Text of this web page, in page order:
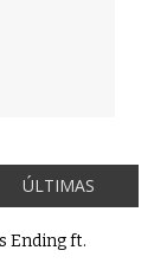
ÚLTIMAS
Ending ft.